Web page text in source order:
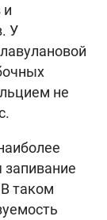
и
У
не
таком